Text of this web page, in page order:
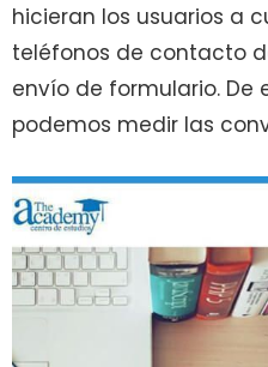
hicieran los usuarios a
teléfonos de contacto
envío de formulario. De
podemos medir las